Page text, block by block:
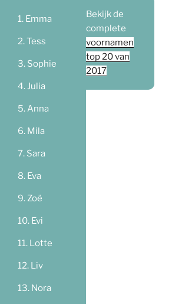
Emma
Tess
Sophie
Julia
Anna
Mila
Sara
Eva
Zoë
Evi
Lotte
Liv
Nora
Bekijk de
complete
voornamen
top 20 van
2017